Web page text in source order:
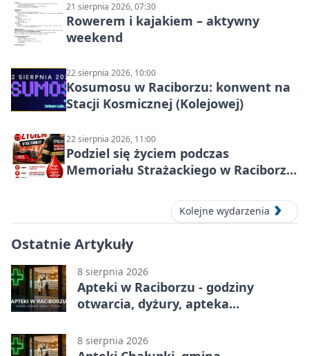
21 sierpnia 2026, 07:30
Rowerem i kajakiem – aktywny
weekend
22 sierpnia 2026, 10:00
Kosumosu w Raciborzu: konwent na
Stacji Kosmicznej (Kolejowej)
22 sierpnia 2026, 11:00
Podziel się życiem podczas
Memoriału Strażackiego w Raciborzu
Kolejne wydarzenia
Ostatnie Artykuły
8 sierpnia 2026
Apteki w Raciborzu - godziny
otwarcia, dyżury, apteka
8 sierpnia 2026